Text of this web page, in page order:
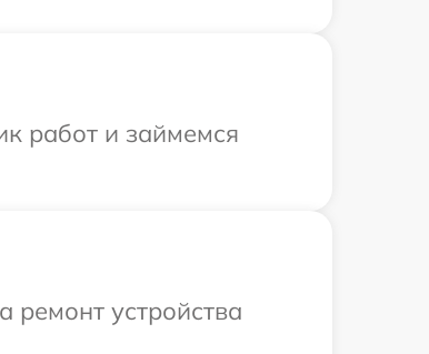
работ и займемся
устройства